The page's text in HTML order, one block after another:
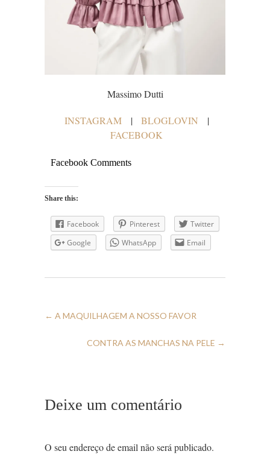
Massimo Dutti
INSTAGRAM| BLOGLOVIN |
FACEBOOK
Facebook Comments
Share this:
Facebook Pinterest
Twitter
Google
WhatsApp Email
← A MAQUILHAGEM A NOSSO FAVOR
CONTRA AS MANCHAS NA PELE →
Deixe um comentário
O seu endereço de email não será publicado.